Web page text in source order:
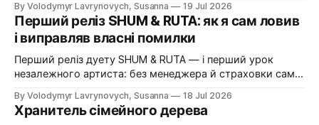
ланцюжка. За один вечір нотатка стала живою
платформою.
By Volodymyr Lavrynovych, Susanna 19 Jul 2026
Перший реліз SHUM & RUTA: як я сам ловив
і виправляв власні помилки
Перший реліз дуету SHUM & RUTA — і перший урок
незалежного артиста: без менеджера й страховки сам
одного релізу, несподіваної проблеми з Apple Music і
того, що з цього виніс.
By Volodymyr Lavrynovych, Susanna 18 Jul 2026
Хранитель сімейного дерева